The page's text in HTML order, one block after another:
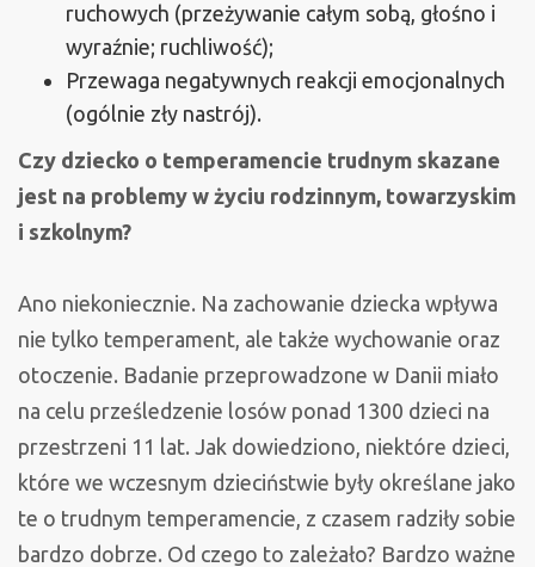
ruchowych (przeżywanie całym sobą, głośno i
wyraźnie; ruchliwość);
Przewaga negatywnych reakcji emocjonalnych
(ogólnie zły nastrój).
Czy dziecko o temperamencie trudnym skazane
jest na problemy w życiu rodzinnym, towarzyskim
i szkolnym?
Ano niekoniecznie. Na zachowanie dziecka wpływa
nie tylko temperament, ale także wychowanie oraz
otoczenie. Badanie przeprowadzone w Danii miało
na celu prześledzenie losów ponad 1300 dzieci na
przestrzeni 11 lat. Jak dowiedziono, niektóre dzieci,
które we wczesnym dzieciństwie były określane jako
te o trudnym temperamencie, z czasem radziły sobie
bardzo dobrze. Od czego to zależało? Bardzo ważne